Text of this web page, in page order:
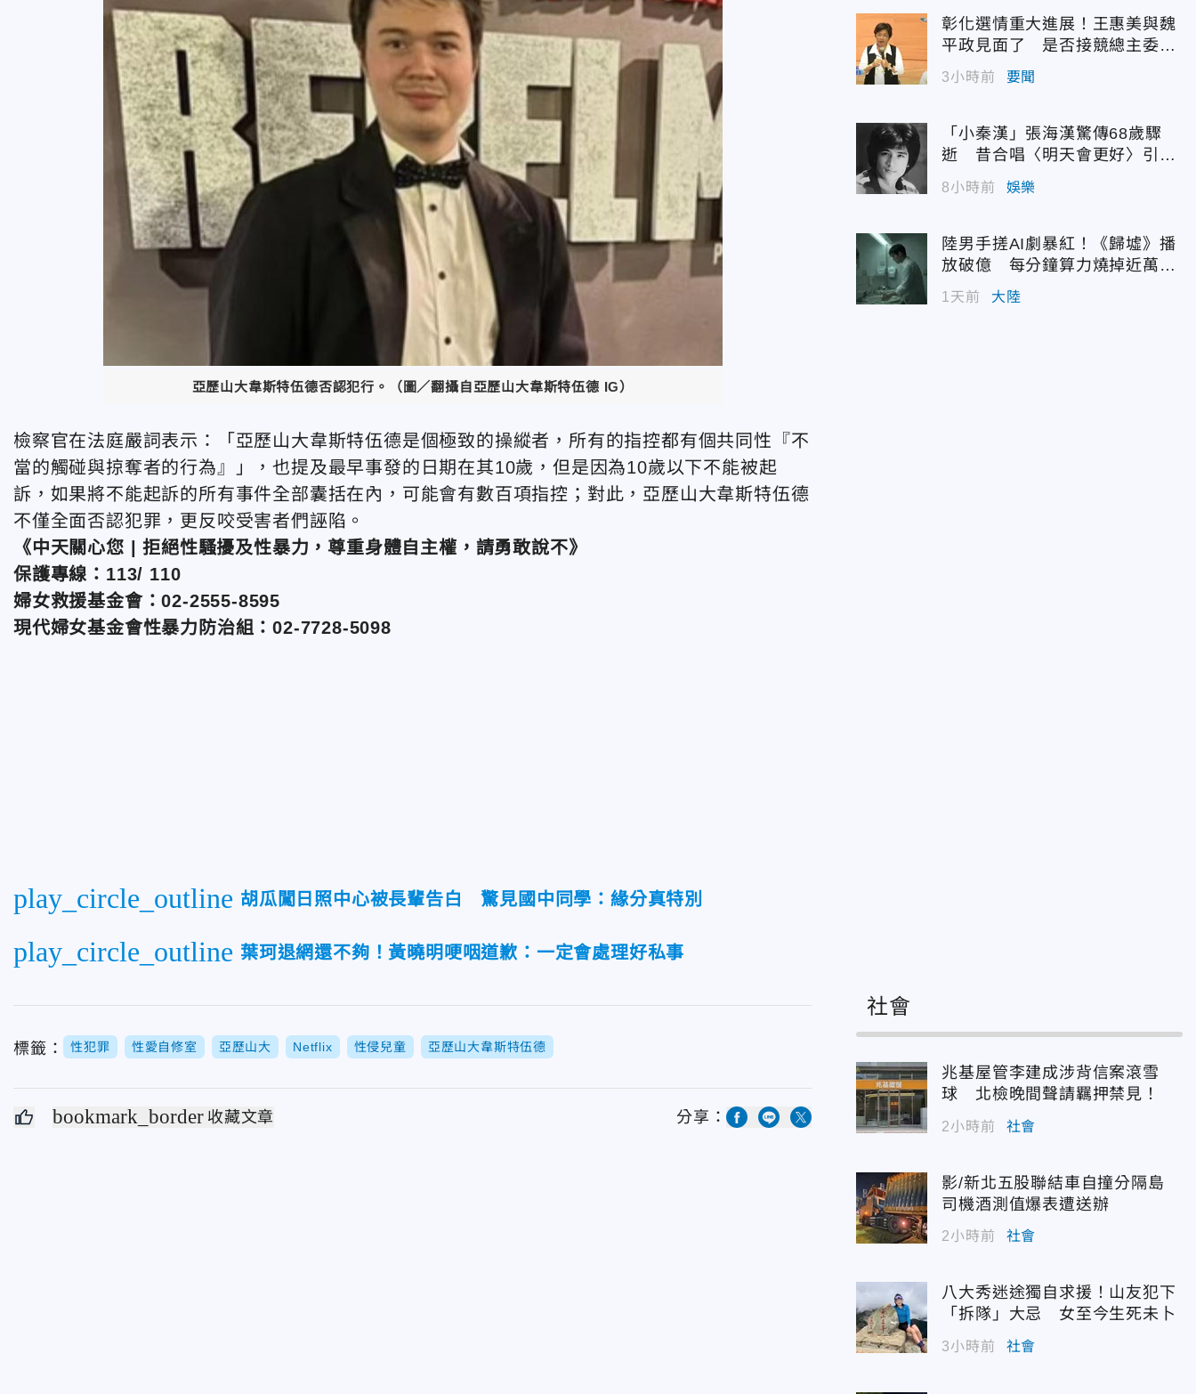
亞歷山大韋斯特伍德否認犯行。（圖／翻攝自亞歷山大韋斯特伍德 IG）
檢察官在法庭嚴詞表示：「亞歷山大韋斯特伍德是個極致的操縱者，所有的指控都有個共同性『不
當的觸碰與掠奪者的行為』」，也提及最早事發的日期在其10歲，但是因為10歲以下不能被起
訴，如果將不能起訴的所有事件全部囊括在內，可能會有數百項指控；對此，亞歷山大韋斯特伍德
不僅全面否認犯罪，更反咬受害者們誣陷。
《中天關心您 | 拒絕性騷擾及性暴力，尊重身體自主權，請勇敢說不》
保護專線：113/ 110
婦女救援基金會：02-2555-8595
現代婦女基金會性暴力防治組：02-7728-5098
play_circle_outline 胡瓜闖日照中心被長輩告白 驚見國中同學：緣分真特別
play_circle_outline 葉珂退網還不夠！黃曉明哽咽道歉：一定會處理好私事
標籤： 性犯罪 性愛自修室 亞歷山大 Netflix 性侵兒童 亞歷山大韋斯特伍德
bookmark_border 收藏文章 分享：
彰化選情重大進展！王惠美與魏
平政見面了 是否接競總主委態
度曝光
3小時前 要聞
「小秦漢」張海漢驚傳68歲驟
逝 昔合唱〈明天會更好〉引追
憶
8小時前 娛樂
陸男手搓AI劇暴紅！《歸墟》播
放破億 每分鐘算力燒掉近萬台
1天前 大陸
社會
兆基屋管李建成涉背信案滾雪
球 北檢晚間聲請羈押禁見！
2小時前 社會
影/新北五股聯結車自撞分隔島
司機酒測值爆表遭送辦
2小時前 社會
八大秀迷途獨自求援！山友犯下
「拆隊」大忌 女至今生死未卜
3小時前 社會